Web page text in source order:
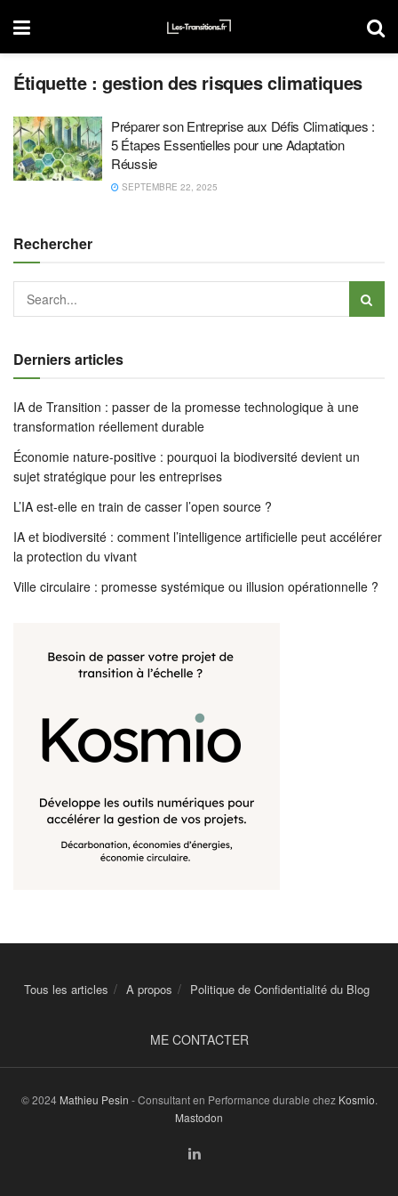
Étiquette :gestion des risques climatiques
Préparer son Entreprise aux Défis Climatiques :
5 Étapes Essentielles pour une Adaptation
Réussie
SEPTEMBRE 22, 2025
Rechercher
Derniers articles
IA de Transition : passer de la promesse technologique à une
transformation réellement durable
Économie nature-positive : pourquoi la biodiversité devient un
sujet stratégique pour les entreprises
L’IA est-elle en train de casser l’open source ?
IA et biodiversité : comment l’intelligence artificielle peut accélérer
la protection du vivant
Ville circulaire : promesse systémique ou illusion opérationnelle ?
Tous les articles A propos Politique de Confidentialité du Blog
ME CONTACTER
© 2024 Mathieu Pesin - Consultant en Performance durable chez Kosmio.
Mastodon